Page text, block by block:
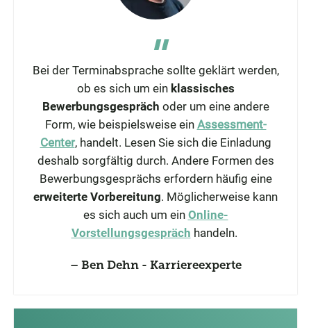
Bei der Terminabsprache sollte geklärt werden,
ob es sich um ein klassisches
Bewerbungsgespräch oder um eine andere
Form, wie beispielsweise ein Assessment-
Center, handelt. Lesen Sie sich die Einladung
deshalb sorgfältig durch. Andere Formen des
Bewerbungsgesprächs erfordern häufig eine
erweiterte Vorbereitung. Möglicherweise kann
es sich auch um ein Online-
Vorstellungsgespräch handeln.
Ben Dehn - Karriereexperte